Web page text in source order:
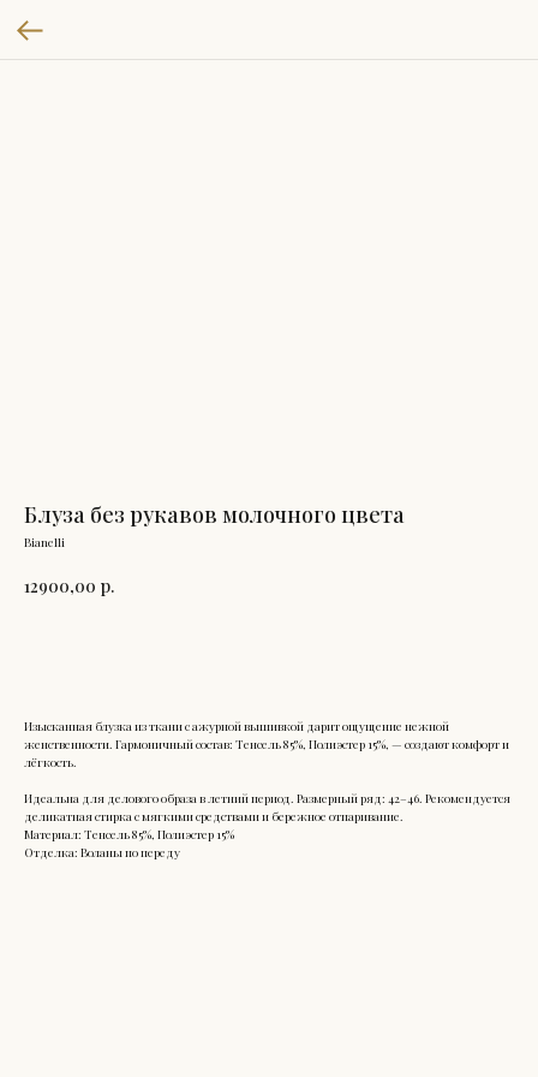
Блуза без рукавов молочного цвета
Bianelli
12900,00 р.
Изысканная блузка из ткани с ажурной вышивкой дарит ощущение нежной
женственности. Гармоничный состав: Тенсель 85%, Полиэстер 15%, — создают комфорт и
лёгкость.
Идеальна для делового образа в летний период. Размерный ряд: 42–46. Рекомендуется
деликатная стирка с мягкими средствами и бережное отпаривание.
Материал: Тенсель 85%, Полиэстер 15%
Отделка: Воланы по переду